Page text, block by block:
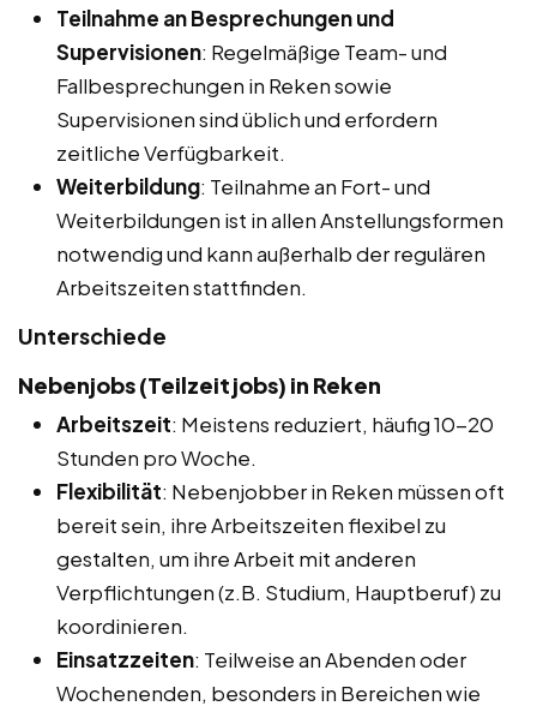
Teilnahme an Besprechungen und
Supervisionen: Regelmäßige Team- und
Fallbesprechungen in Reken sowie
Supervisionen sind üblich und erfordern
zeitliche Verfügbarkeit.
Weiterbildung: Teilnahme an Fort- und
Weiterbildungen ist in allen Anstellungsformen
notwendig und kann außerhalb der regulären
Arbeitszeiten stattfinden.
Unterschiede
Nebenjobs (Teilzeitjobs) in Reken
Arbeitszeit: Meistens reduziert, häufig 10-20
Stunden pro Woche.
Flexibilität: Nebenjobber in Reken müssen oft
bereit sein, ihre Arbeitszeiten flexibel zu
gestalten, um ihre Arbeit mit anderen
Verpflichtungen (z.B. Studium, Hauptberuf) zu
koordinieren.
Einsatzzeiten: Teilweise an Abenden oder
Wochenenden, besonders in Bereichen wie